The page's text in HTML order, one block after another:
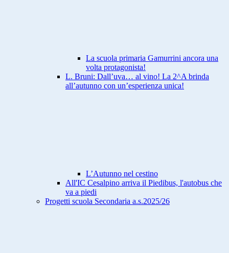
La scuola primaria Gamurrini ancora una
volta protagonista!
L. Bruni: Dall’uva… al vino! La 2^A brinda
all’autunno con un’esperienza unica!
L’Autunno nel cestino
All'IC Cesalpino arriva il Piedibus, l'autobus che
va a piedi
Progetti scuola Secondaria a.s.2025/26